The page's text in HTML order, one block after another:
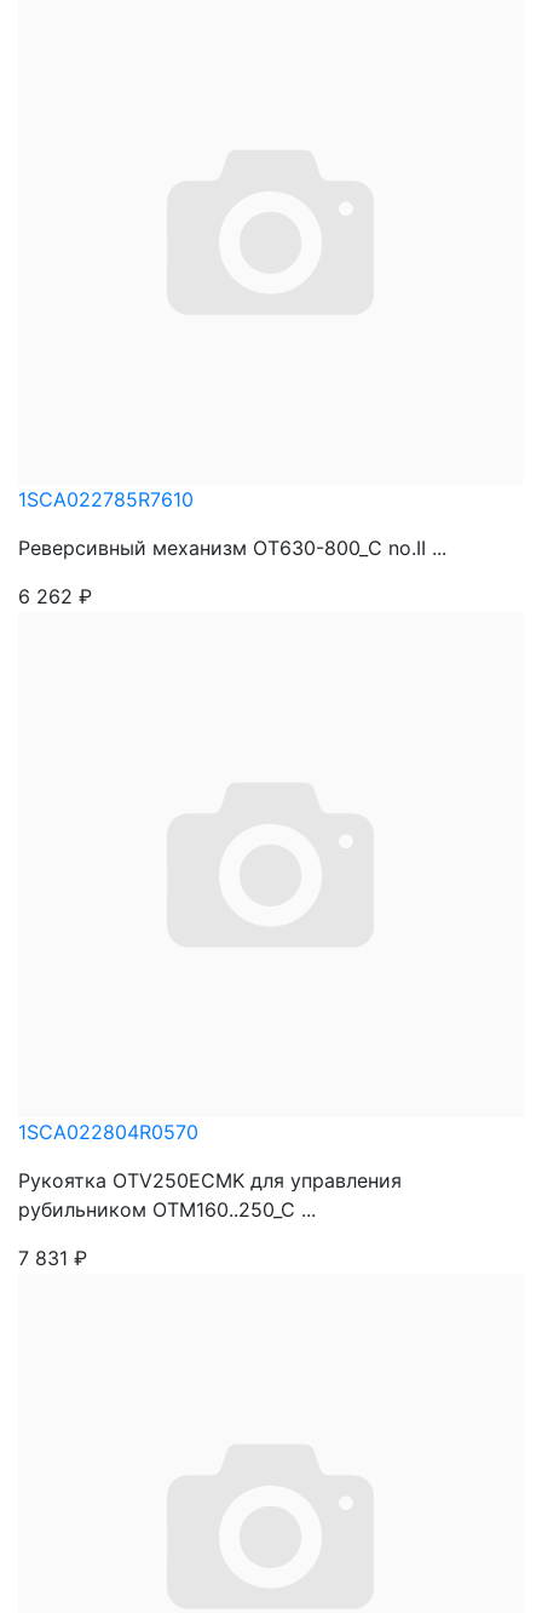
1SCA022785R7610
Реверсивный механизм OT630-800_С no.II ...
6 262 ₽
1SCA022804R0570
Рукоятка OTV250ECMK для управления
рубильником OTM160..250_C ...
7 831 ₽